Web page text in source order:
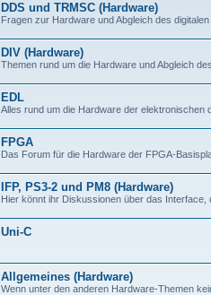
DDS und TRMSC (Hardware)
Fragen zur Hardware und Abgleich des
DIV (Hardware)
Themen rund um die Hardware und Abgleich
EDL
Alles rund um die Hardware der elektronischen
FPGA
Das Forum für die Hardware der FPGA-
IFP, PS3-2 und PM8 (Hardware)
Hier könnt ihr Diskussionen über das
Uni-C
Allgemeines (Hardware)
Wenn unter den anderen Hardware-Themen